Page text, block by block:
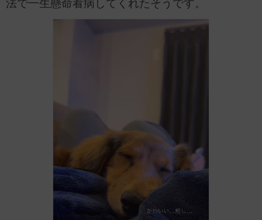
法で一生懸命看病してくれたそうです。